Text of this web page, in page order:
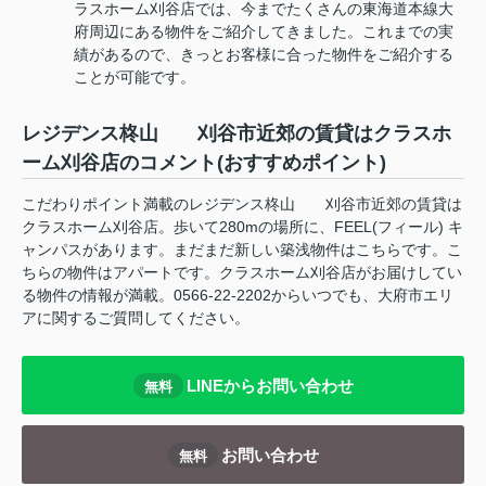
ラスホーム刈谷店では、今までたくさんの東海道本線大
府周辺にある物件をご紹介してきました。これまでの実
績があるので、きっとお客様に合った物件をご紹介する
ことが可能です。
レジデンス柊山 刈谷市近郊の賃貸はクラスホ
ーム刈谷店のコメント(おすすめポイント)
こだわりポイント満載のレジデンス柊山 刈谷市近郊の賃貸は
クラスホーム刈谷店。歩いて280mの場所に、FEEL(フィール) キ
ャンパスがあります。まだまだ新しい築浅物件はこちらです。こ
ちらの物件はアパートです。クラスホーム刈谷店がお届けしてい
る物件の情報が満載。0566-22-2202からいつでも、大府市エリ
アに関するご質問してください。
無料 LINEからお問い合わせ
無料 お問い合わせ